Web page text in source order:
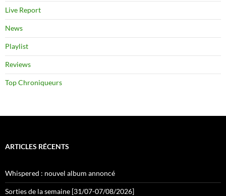
Live Report
News
Playlist
Reviews
Top Chroniqueurs
ARTICLES RÉCENTS
Whispered : nouvel album annoncé
Sorties de la semaine [31/07-07/08/2026]